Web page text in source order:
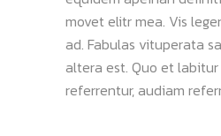
movet elitr mea. Vis
ad. Fabulas vituperata
altera est. Quo et
referrentur, audiam